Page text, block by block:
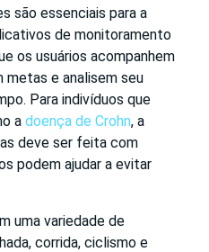
são essenciais para a
de monitoramento
os usuários acompanhem
e analisem seu
Para indivíduos que
a doença de Crohn, a
deve ser feita com
podem ajudar a evitar
uma variedade de
corrida, ciclismo e